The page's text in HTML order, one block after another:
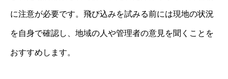
に注意が必要です。飛び込みを試みる前には現地の状況
を自身で確認し、地域の人や管理者の意見を聞くことを
おすすめします。